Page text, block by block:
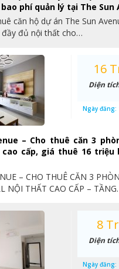
phí quản lý tại The Sun
căn hộ dự án The Sun
đầy đủ nội thất cho…
– Cho thuê căn 3
cấp, giá thuê 16 triệu
– CHO THUÊ CĂN 3
NỘI THẤT CAO CẤP –
16
Diện
Ngày đăng:
8
Diện
Ngày đăng: